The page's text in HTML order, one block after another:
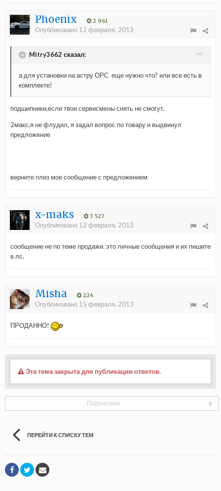
Phoenix 2 961
Опубликовано 12 февраля, 2013
Mitry3662 сказал:
а для установки на астру ОРС еще нужно что? или все есть в
комплекте!
подшипники,если твои сервисмены снять не смогут.
2макс,я не флудил, я задал вопрос по товару и выдвинул
предложение
верните плиз мое сообщение с предложением
x-maks 7 527
Опубликовано 12 февраля, 2013
сообщение не по теме продажи. это личные сообщения и их пишите
в лс.
Misha 224
Опубликовано 15 февраля, 2013
ПРОДАННО!
Эта тема закрыта для публикации ответов.
Подписчики 0
ПЕРЕЙТИ К СПИСКУ ТЕМ